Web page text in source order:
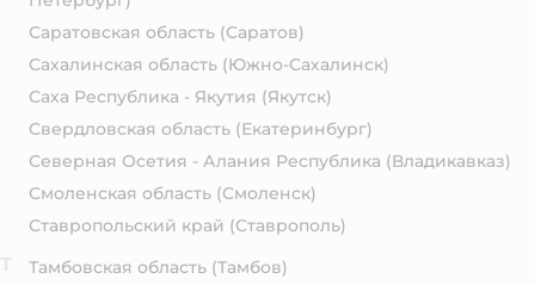
Саратовская область (Саратов)
Сахалинская область (Южно-Сахалинск)
Саха Республика - Якутия (Якутск)
Свердловская область (Екатеринбург)
Северная Осетия - Алания Республика (Владикавказ)
Смоленская область (Смоленск)
Ставропольский край (Ставрополь)
Тамбовская область (Тамбов)